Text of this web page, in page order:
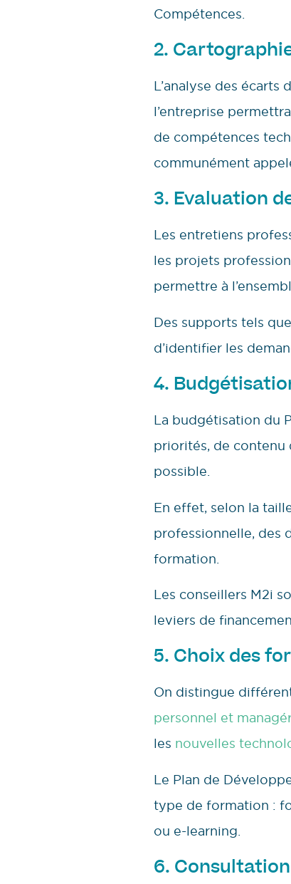
Compétences.
2.
L’analyse des
l’entreprise
de compétences
communément
3. Evaluation
Les entretiens
les projets
permettre à
Des supports tels
d’identifier les
4.
La budgétisation du
priorités, de contenu
possible.
En effet, selon la
professionnelle, des
formation.
Les conseillers M2i
leviers de
5. Choix des
On distingue
personnel et
les nouvelles
Le Plan de
type de formation :
ou e-learning.
6.